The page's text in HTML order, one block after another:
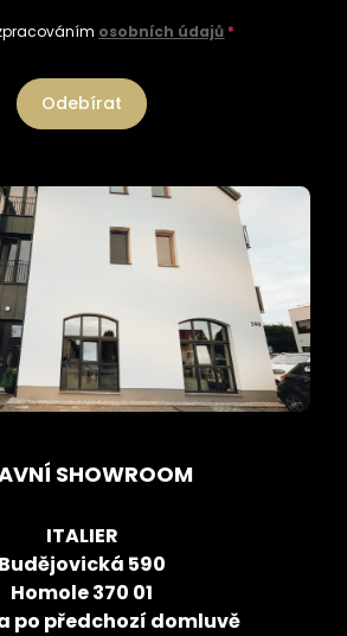
osobních údajů *
Odebírat
SHOWROOM
ITALIER
Budějovická 590
Homole 370 01
po předchozí domluvě